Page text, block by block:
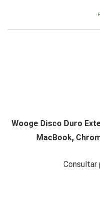
Wooge Disco Duro
MacBook,
Consultar